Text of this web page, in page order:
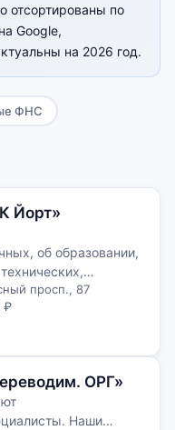
отсортированы по
Google,
на 2026 год.
ФНС
Йорт»
об образовании,
финансовых,
просп., 87
₽
ОРГ»
Наши